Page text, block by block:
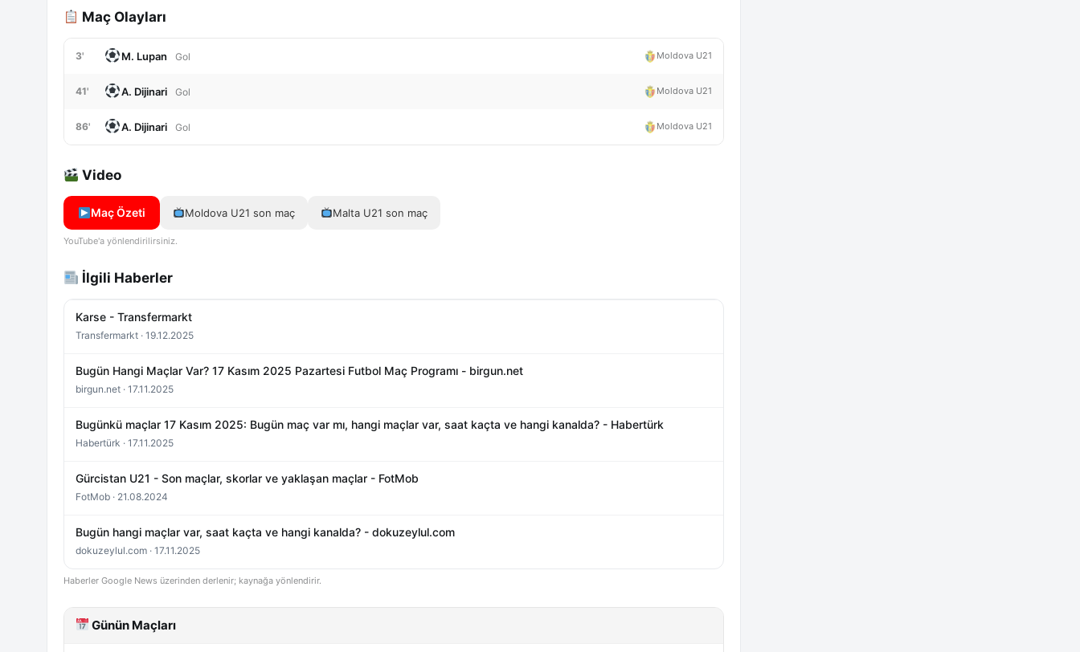
Maç Olayları
3' M. Lupan Gol Moldova U21
41' A. Dijinari Gol Moldova U21
86' A. Dijinari Gol Moldova U21
Video
Maç Özeti Moldova U21 son maç Malta U21 son maç
YouTube'a yönlendirilirsiniz.
İlgili Haberler
Karse - Transfermarkt
Transfermarkt · 19.12.2025
Bugün Hangi Maçlar Var? 17 Kasım 2025 Pazartesi Futbol Maç Programı - birgun.net
birgun.net · 17.11.2025
Bugünkü maçlar 17 Kasım 2025: Bugün maç var mı, hangi maçlar var, saat kaçta ve hangi kanalda? - Habertürk
Habertürk · 17.11.2025
Gürcistan U21 - Son maçlar, skorlar ve yaklaşan maçlar - FotMob
FotMob · 21.08.2024
Bugün hangi maçlar var, saat kaçta ve hangi kanalda? - dokuzeylul.com
dokuzeylul.com · 17.11.2025
Haberler Google News üzerinden derlenir; kaynağa yönlendirir.
Günün Maçları